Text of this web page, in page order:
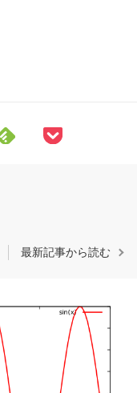
最新記事から読む